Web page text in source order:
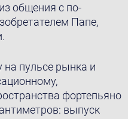
общения с по-
Папе,
на пульсе рынка и
фортепьяно
выпуск